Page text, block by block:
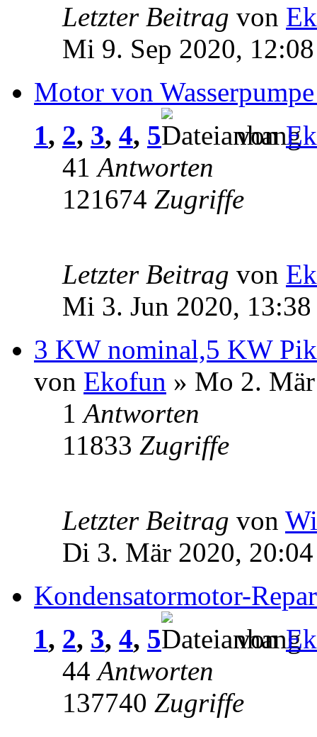
Letzter Beitrag von
Mi 9. Sep 2020, 12:08
Motor von
1, 2, 3, 4, 5 von
41Antworten
121674 Zugriffe
Letzter Beitrag von
Mi 3. Jun 2020, 13:38
3 KW nominal,5 KW
von Ekofun » Mo 2.
1Antworten
11833 Zugriffe
Letzter Beitrag von
Di 3. Mär 2020, 20:04
Kondensatormotor-
1, 2, 3, 4, 5 von
44Antworten
137740 Zugriffe